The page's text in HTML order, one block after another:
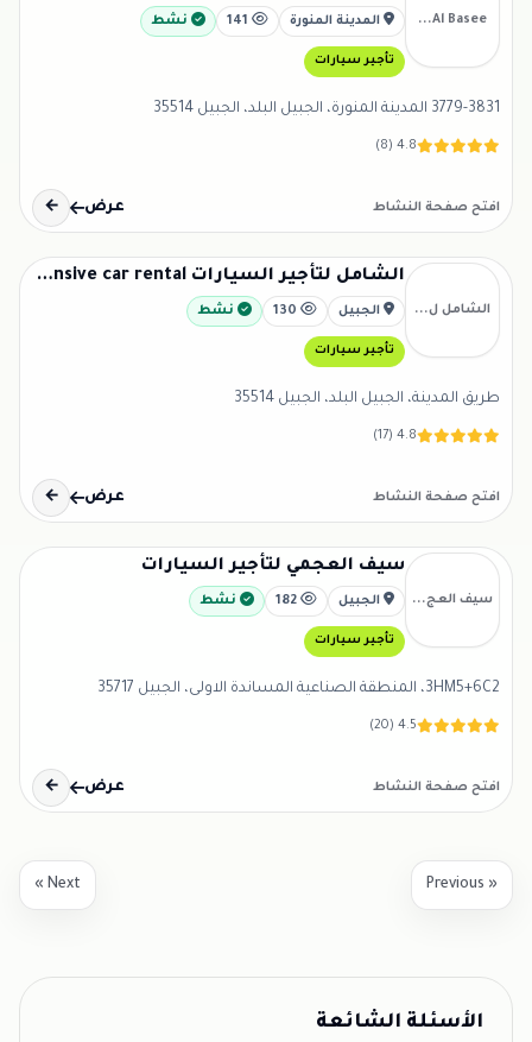
Al Basee... المدينة المنورة نشط
تأجير سيارات
3779-3831 المدينة المنورة، الجبيل البلد، الجبيل 35514
4.8 (8)
افتح صفحة النشاط عرض ←
الشامل ل...
الشامل لتأجير السيارات Comprehensive car rental
الجبيل نشط
تأجير سيارات
طريق المدينة، الجبيل البلد، الجبيل 35514
4.8 (17)
افتح صفحة النشاط عرض ←
سيف العج...
سيف العجمي لتأجير السيارات
الجبيل نشط
تأجير سيارات
3HM5+6C2، المنطقة الصناعية المساندة الاولى، الجبيل 35717
4.5 (20)
افتح صفحة النشاط عرض ←
« Previous
Next »
الأسئلة الشائعة